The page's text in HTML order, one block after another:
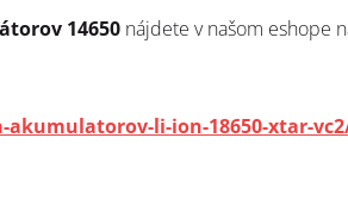
14650 nájdete v našom eshope
li-ion-18650-xtar-